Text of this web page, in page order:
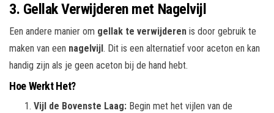
3. Gellak Verwijderen met Nagelvijl
Een andere manier om gellak te verwijderen is door gebruik te
maken van een nagelvijl . Dit is een alternatief voor aceton en kan
handig zijn als je geen aceton bij de hand hebt.
Hoe Werkt Het?
Vijl de Bovenste Laag: Begin met het vijlen van de